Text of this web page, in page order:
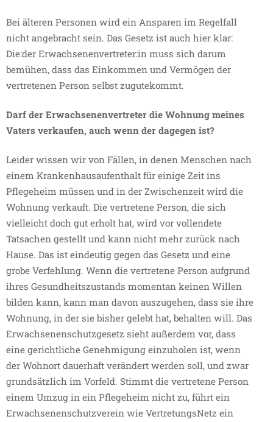
Bei älteren Personen wird ein Ansparen im Regelfall
nicht angebracht sein. Das Gesetz ist auch hier klar:
Die:der Erwachsenenvertreter:in muss sich darum
bemühen, dass das Einkommen und Vermögen der
vertretenen Person selbst zugutekommt.
Darf der Erwachsenenvertreter die Wohnung meines
Vaters verkaufen, auch wenn der dagegen ist?
Leider wissen wir von Fällen, in denen Menschen nach
einem Krankenhausaufenthalt für einige Zeit ins
Pflegeheim müssen und in der Zwischenzeit wird die
Wohnung verkauft. Die vertretene Person, die sich
vielleicht doch gut erholt hat, wird vor vollendete
Tatsachen gestellt und kann nicht mehr zurück nach
Hause. Das ist eindeutig gegen das Gesetz und eine
grobe Verfehlung. Wenn die vertretene Person aufgrund
ihres Gesundheitszustands momentan keinen Willen
bilden kann, kann man davon auszugehen, dass sie ihre
Wohnung, in der sie bisher gelebt hat, behalten will. Das
Erwachsenenschutzgesetz sieht außerdem vor, dass
eine gerichtliche Genehmigung einzuholen ist, wenn
der Wohnort dauerhaft verändert werden soll, und zwar
grundsätzlich im Vorfeld. Stimmt die vertretene Person
einem Umzug in ein Pflegeheim nicht zu, führt ein
Erwachsenenschutzverein wie VertretungsNetz ein